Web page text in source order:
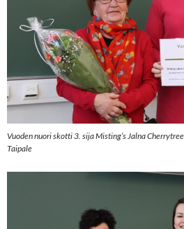
Vuoden nuori skotti 3. sija Misting’s Jalna
Taipale